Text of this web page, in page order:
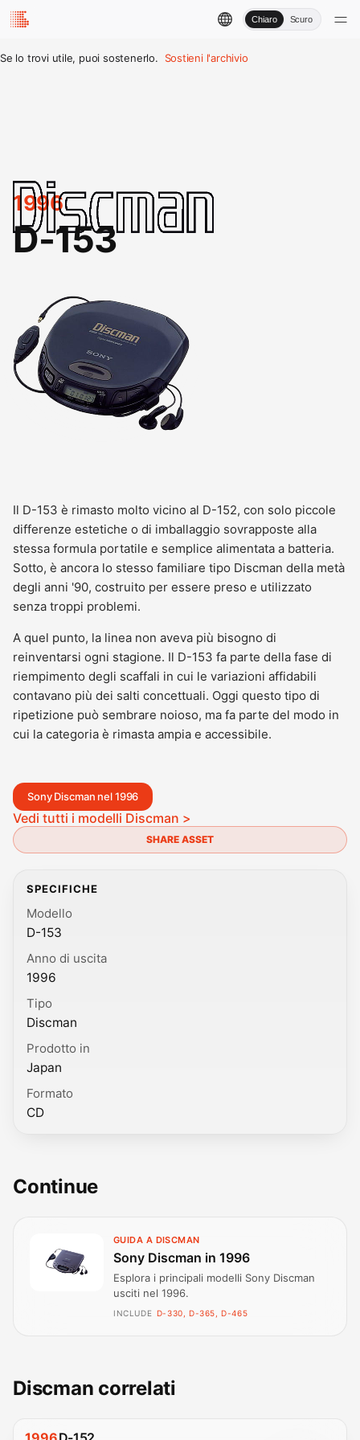
Chiaro Scuro
Se lo trovi utile, puoi sostenerlo. Sostieni l'archivio
1996
D-153
Il D-153 è rimasto molto vicino al D-152, con solo piccole
differenze estetiche o di imballaggio sovrapposte alla
stessa formula portatile e semplice alimentata a batteria.
Sotto, è ancora lo stesso familiare tipo Discman della metà
degli anni '90, costruito per essere preso e utilizzato
senza troppi problemi.
A quel punto, la linea non aveva più bisogno di
reinventarsi ogni stagione. Il D-153 fa parte della fase di
riempimento degli scaffali in cui le variazioni affidabili
contavano più dei salti concettuali. Oggi questo tipo di
ripetizione può sembrare noioso, ma fa parte del modo in
cui la categoria è rimasta ampia e accessibile.
Sony Discman nel 1996
Vedi tutti i modelli Discman >
SHARE ASSET
SPECIFICHE
Modello
D-153
Anno di uscita
1996
Tipo
Discman
Prodotto in
Japan
Formato
CD
Continue
GUIDA A DISCMAN
Sony Discman in 1996
Esplora i principali modelli Sony Discman
usciti nel 1996.
INCLUDE D-330, D-365, D-465
Discman correlati